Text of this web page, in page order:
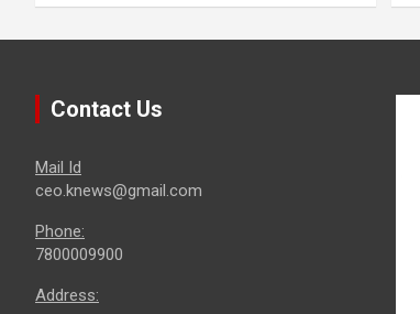
Contact Us
Mail Id
ceo.knews@gmail.com
Phone:
7800009900
Address: